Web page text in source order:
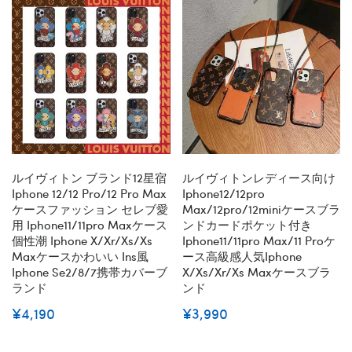
ルイヴィトン ブランド12星宿
Iphone 12/12 Pro/12 Pro Max
ケースファッション セレブ愛
用 Iphone11/11pro Maxケース
個性潮 Iphone X/xr/xs/xs
Maxケースかわいい Ins風
Iphone Se2/8/7携帯カバーブ
ランド
¥4,190
ルイヴィトンレディース向け
Iphone12/12pro
Max/12pro/12miniケースブラ
ンドカードポケット付き
Iphone11/11pro Max/11 Proケ
ース高級感人気iphone
X/xs/xr/xs Maxケースブラ
ンド
¥3,990